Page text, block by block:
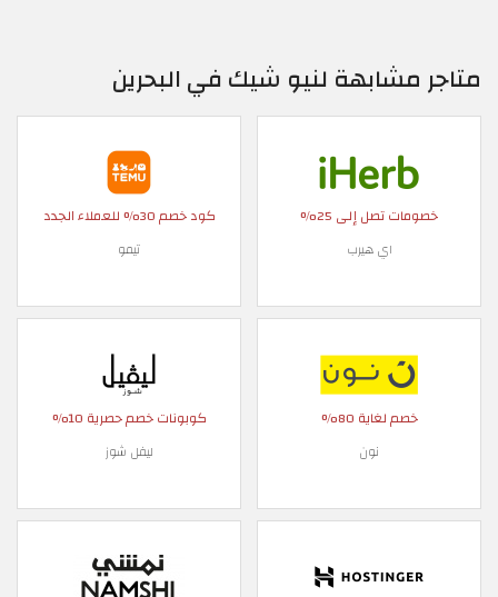
متاجر مشابهة لنيو شيك في البحرين
خصومات تصل إلى 25%
اي هيرب
كود خصم 30% للعملاء الجدد
تيمو
خصم لغاية 80%
نون
كوبونات خصم حصرية 10%
ليفل شوز